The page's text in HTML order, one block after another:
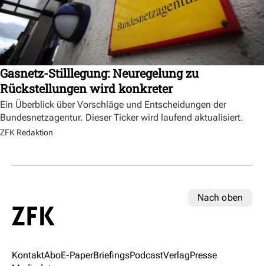
Gasnetz-Stilllegung: Neuregelung zu
Rückstellungen wird konkreter
Ein Überblick über Vorschläge und Entscheidungen der
Bundesnetzagentur. Dieser Ticker wird laufend aktualisiert.
ZFK Redaktion
Nach oben
KontaktAboE-PaperBriefingsPodcastVerlagPresse